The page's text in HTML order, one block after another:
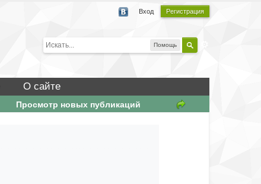
Вход Регистрация
Помощь
О сайте
Просмотр новых публикаций